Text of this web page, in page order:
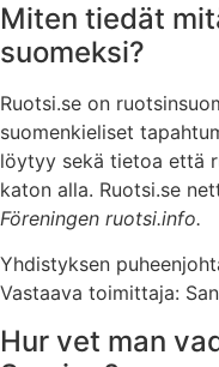
Miten tiedät
suomeksi?
Ruotsi.se on
suomenkieliset
löytyy sekä tietoa että
katon alla. Ruotsi.se
Föreningen ruotsi.info.
Yhdistyksen
Vastaava toimittaja:
Hur vet man